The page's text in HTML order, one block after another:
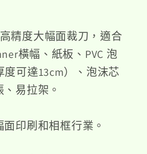
精度大幅面裁刀，適合
橫幅、紙板、PVC 泡
可達13cm）、泡沫芯
易拉架。
印刷和相框行業。